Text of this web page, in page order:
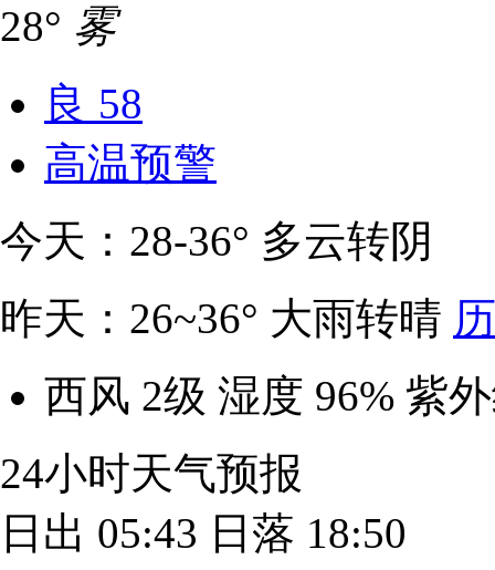
28° 雾
良 58
高温预警
今天：28-36° 多云转阴
昨天：26~36° 大雨转晴
西风 2级 湿度 96% 紫
24小时天气预报
日出 05:43 日落 18:50